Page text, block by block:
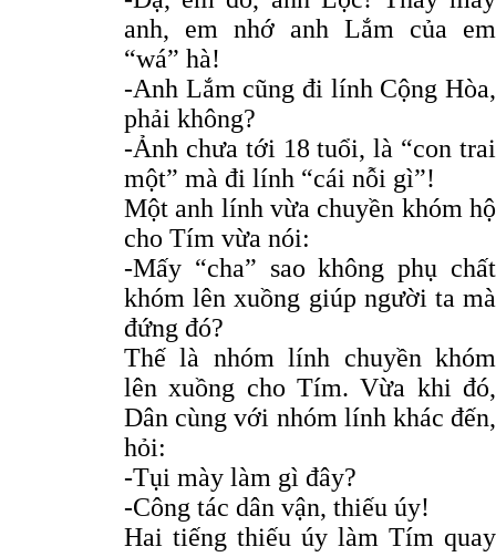
anh, em nhớ anh Lắm của em
“wá” hà!
-Anh Lắm cũng đi lính Cộng Hòa,
phải không?
-Ảnh chưa tới 18 tuổi, là “con trai
một” mà đi lính “cái nỗi gì”!
Một anh lính vừa chuyền khóm hộ
cho Tím vừa nói:
-Mấy “cha” sao không phụ chất
khóm lên xuồng giúp người ta mà
đứng đó?
Thế là nhóm lính chuyền khóm
lên xuồng cho Tím. Vừa khi đó,
Dân cùng với nhóm lính khác đến,
hỏi:
-Tụi mày làm gì đây?
-Công tác dân vận, thiếu úy!
Hai tiếng thiếu úy làm Tím quay